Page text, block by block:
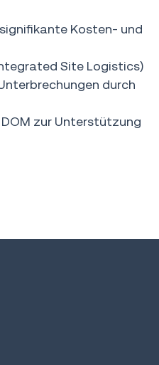
Kosten- und
Site Logistics)
durch
zur Unterstützung